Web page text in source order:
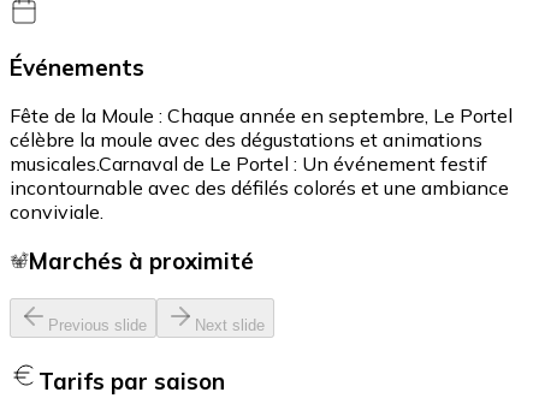
Événements
Fête de la Moule : Chaque année en septembre, Le Portel
célèbre la moule avec des dégustations et animations
musicales.​ Carnaval de Le Portel : Un événement festif
incontournable avec des défilés colorés et une ambiance
conviviale.
Marchés à proximité
Previous slide Next slide
Tarifs par saison